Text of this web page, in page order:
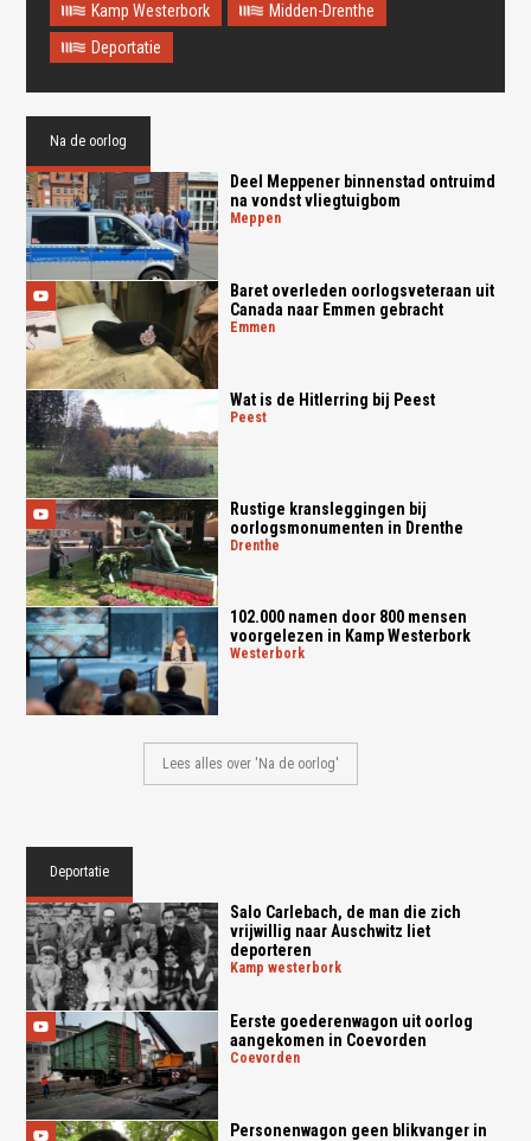
Kamp Westerbork
Midden-Drenthe
Deportatie
Na de oorlog
Deel Meppener binnenstad ontruimd
na vondst vliegtuigbom
meppen
Baret overleden oorlogsveteraan uit
Canada naar Emmen gebracht
emmen
Wat is de Hitlerring bij Peest
peest
Rustige kransleggingen bij
oorlogsmonumenten in Drenthe
drenthe
102.000 namen door 800 mensen
voorgelezen in Kamp Westerbork
westerbork
Lees alles over 'Na de oorlog'
Deportatie
Salo Carlebach, de man die zich
vrijwillig naar Auschwitz liet
deporteren
kamp westerbork
Eerste goederenwagon uit oorlog
aangekomen in Coevorden
coevorden
Personenwagon geen blikvanger in